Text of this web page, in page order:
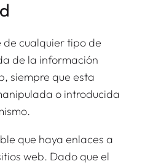
de cualquier tipo de
de la información
siempre que esta
o introducida
que haya enlaces a
web. Dado que el